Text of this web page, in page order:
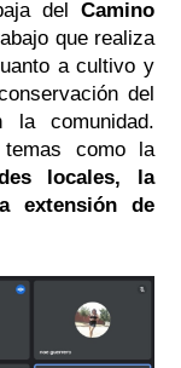
delCamino
que realiza
a cultivo y
del
la comunidad.
temas como la
locales, la
extensión de